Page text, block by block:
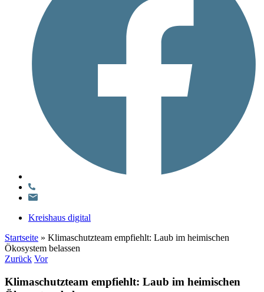
Kreishaus digital
Startseite » Klimaschutzteam empfiehlt: Laub im heimischen
Ökosystem belassen
Zurück Vor
Klimaschutzteam empfiehlt: Laub im heimischen